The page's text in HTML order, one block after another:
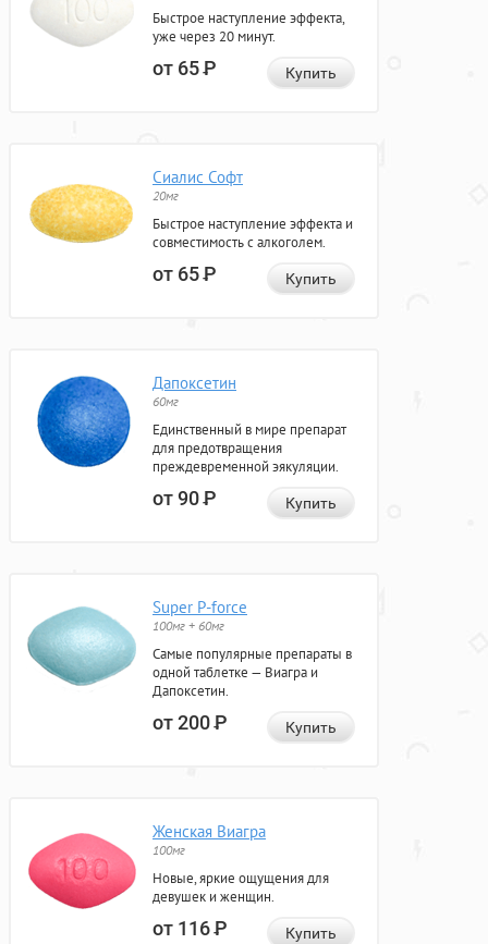
Быстрое наступление эффекта,
уже через 20 минут.
от 65Р Купить
Сиалис Софт
20мг
Быстрое наступление эффекта и
совместимость с алкоголем.
от 65Р Купить
Дапоксетин
60мг
Единственный в мире препарат
для предотвращения
преждевременной эякуляции.
от 90Р Купить
Super P-force
100мг + 60мг
Самые популярные препараты в
одной таблетке — Виагра и
Дапоксетин.
от 200Р Купить
Женская Виагра
100мг
Новые, яркие ощущения для
девушек и женщин.
от 116Р Купить